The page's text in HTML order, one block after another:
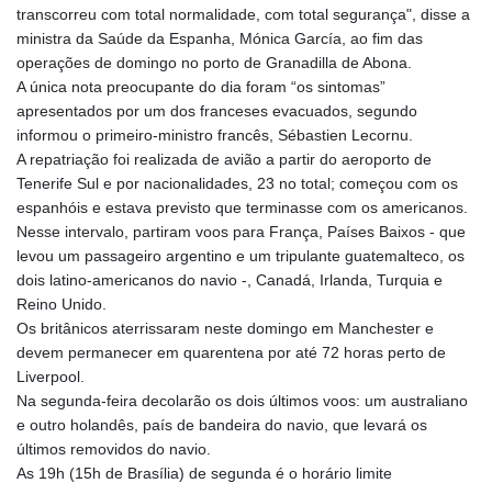
transcorreu com total normalidade, com total segurança", disse a
ministra da Saúde da Espanha, Mónica García, ao fim das
operações de domingo no porto de Granadilla de Abona.
A única nota preocupante do dia foram “os sintomas”
apresentados por um dos franceses evacuados, segundo
informou o primeiro-ministro francês, Sébastien Lecornu.
A repatriação foi realizada de avião a partir do aeroporto de
Tenerife Sul e por nacionalidades, 23 no total; começou com os
espanhóis e estava previsto que terminasse com os americanos.
Nesse intervalo, partiram voos para França, Países Baixos - que
levou um passageiro argentino e um tripulante guatemalteco, os
dois latino-americanos do navio -, Canadá, Irlanda, Turquia e
Reino Unido.
Os britânicos aterrissaram neste domingo em Manchester e
devem permanecer em quarentena por até 72 horas perto de
Liverpool.
Na segunda-feira decolarão os dois últimos voos: um australiano
e outro holandês, país de bandeira do navio, que levará os
últimos removidos do navio.
As 19h (15h de Brasília) de segunda é o horário limite